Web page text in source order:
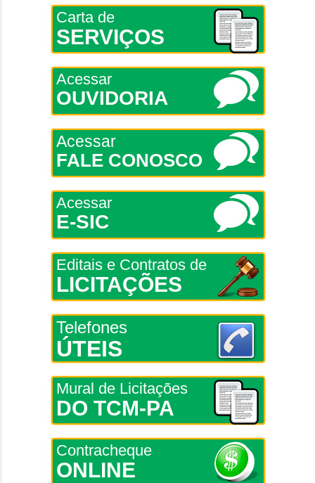
Carta de
SERVIÇOS
Acessar
OUVIDORIA
Acessar
FALE CONOSCO
Acessar
E-SIC
Editais e Contratos de
LICITAÇÕES
Telefones
ÚTEIS
Mural de Licitações
DO TCM-PA
Contracheque
ONLINE